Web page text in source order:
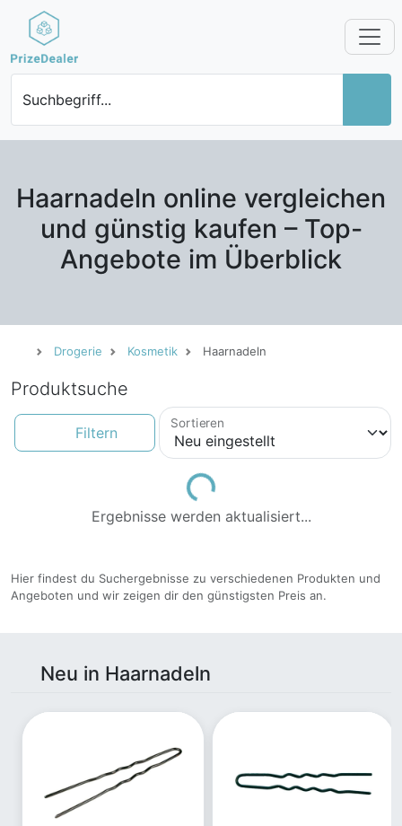
Suchbegriff...
Haarnadeln online vergleichen
und günstig kaufen – Top-
Angebote im Überblick
Drogerie Kosmetik Haarnadeln
Produktsuche
Filtern
Sortieren
Loading...
Ergebnisse werden aktualisiert...
Hier findest du Suchergebnisse zu verschiedenen Produkten und
Angeboten und wir zeigen dir den günstigsten Preis an.
Neu in Haarnadeln